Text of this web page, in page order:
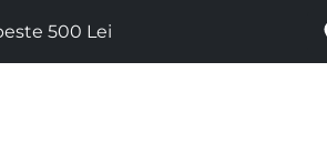
500 Lei